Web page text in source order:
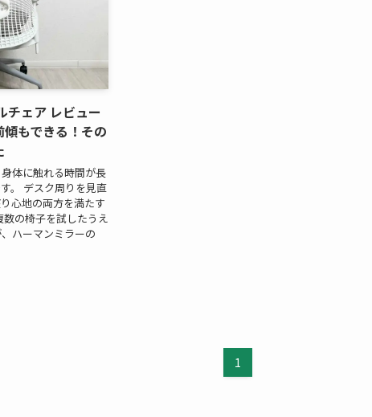
チェア レビュー
傾もできる！その
体に触れる時間が長
。 デスク周りを見直
心地の両方を満たす
の椅子を試したうえ
ハーマンミラーの
1